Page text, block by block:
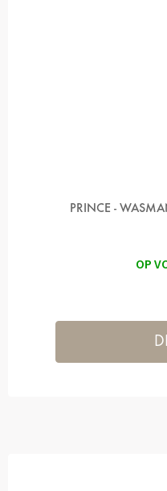
PRINCE -
OP